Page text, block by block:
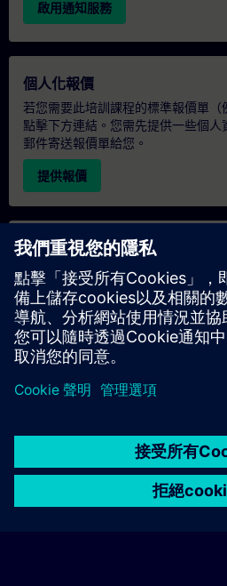
explore
啟用通知服務
個人化報價
若您需要此培訓課程的標準報價單
點擊下方連結。您需先提供一些個
郵件寄送報價單給您。
提供報價
專屬培訓諮詢
若您需要針對專屬培訓課程（無論是
SITRAIN 培訓中心舉辦）索取報價
類請求適合較大規模的團體（6 人以
培訓需求後，我們將向您發送報價單
索取專屬報價